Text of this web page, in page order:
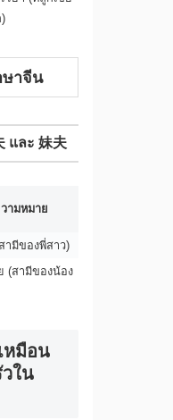
ษาจีน
และ 妹夫
ามหมาย
ามีของพี่สาว)
(สามีของน้อง
หมือน
ใน